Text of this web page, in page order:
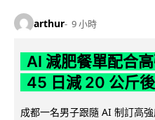
arthur 9 小時
AI 減肥餐單配合
45 日減 20 公斤
成都一名男子跟隨 AI 制訂高